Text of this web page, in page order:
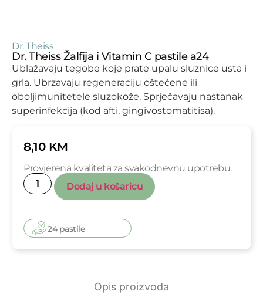
Dr. Theiss
Dr. Theiss Žalfija i Vitamin C pastile a24
Ublažavaju tegobe koje prate upalu sluznice usta i
grla. Ubrzavaju regeneraciju oštećene ili
oboljimunitetele sluzokože. Sprječavaju nastanak
superinfekcija (kod afti, gingivostomatitisa).
8,10 KM
Provjerena kvaliteta za svakodnevnu upotrebu.
Dodaj u košaricu
24 pastile
Opis proizvoda